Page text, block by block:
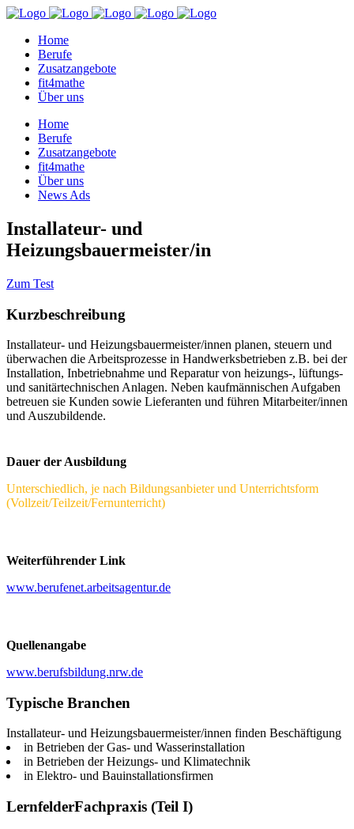
Home
Berufe
Zusatzangebote
fit4mathe
Über uns
Home
Berufe
Zusatzangebote
fit4mathe
Über uns
News Ads
Installateur- und
Heizungsbauermeister/in
Zum Test
Kurzbeschreibung
Installateur- und Heizungsbauermeister/innen planen, steuern und
überwachen die Arbeitsprozesse in Handwerksbetrieben z.B. bei der
Installation, Inbetriebnahme und Reparatur von heizungs-, lüftungs-
und sanitärtechnischen Anlagen. Neben kaufmännischen Aufgaben
betreuen sie Kunden sowie Lieferanten und führen Mitarbeiter/innen
und Auszubildende.
Dauer der Ausbildung
Unterschiedlich, je nach Bildungsanbieter und Unterrichtsform
(Vollzeit/Teilzeit/Fernunterricht)
Weiterführender Link
www.berufenet.arbeitsagentur.de
Quellenangabe
www.berufsbildung.nrw.de
Typische Branchen
Installateur- und Heizungsbauermeister/innen finden Beschäftigung
in Betrieben der Gas- und Wasserinstallation
in Betrieben der Heizungs- und Klimatechnik
in Elektro- und Bauinstallationsfirmen
LernfelderFachpraxis (Teil I)